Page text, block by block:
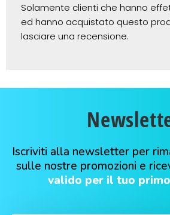
Solamente clienti che hanno
ed hanno acquistato questo
lasciare una recensione.
Iscriviti alla newsletter per
sulle nostre promozioni e
valido per il tuo